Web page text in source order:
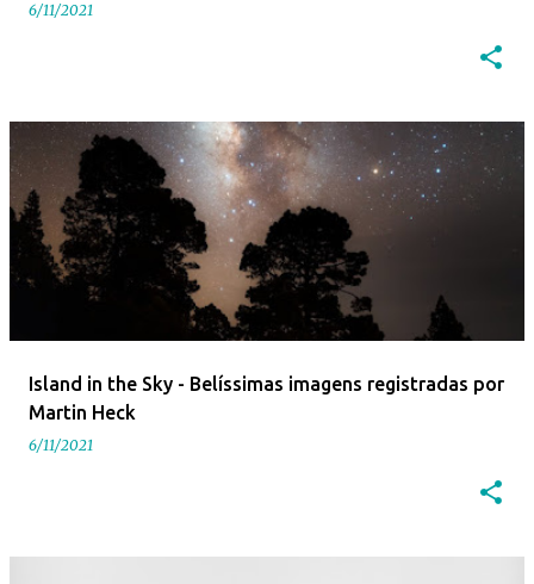
6/11/2021
Island in the Sky - Belíssimas imagens registradas por
Martin Heck
6/11/2021